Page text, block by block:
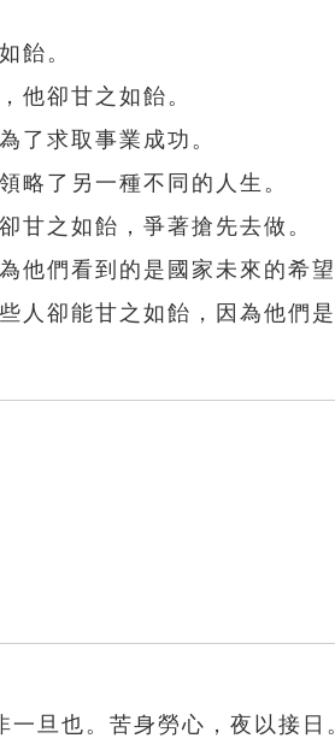
飴。
他卻甘之如飴。
了求取事業成功。
略了另一種不同的人生。
甘之如飴，爭著搶先去做。
他們看到的是國家未來的希
人卻能甘之如飴，因為他們
旦也。苦身勞心，夜以接日